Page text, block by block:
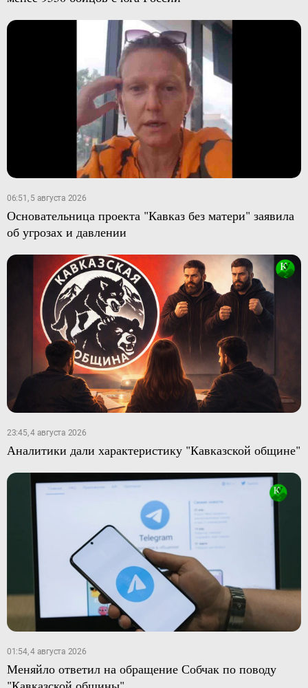
06:51, 5 августа 2026
Основательница проекта "Кавказ без матери" заявила
об угрозах и давлении
23:45, 4 августа 2026
Аналитики дали характеристику "Кавказской общине"
01:54, 4 августа 2026
Меняйло ответил на обращение Собчак по поводу